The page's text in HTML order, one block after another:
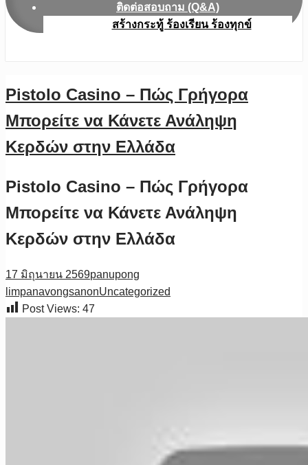
ติดต่อสอบถาม (Q&A)
สร้างกระทู้ ร้องเรียน ร้องทุกข์
Pistolo Casino – Πώς Γρήγορα
Μπορείτε να Κάνετε Ανάληψη
Κερδών στην Ελλάδα
Pistolo Casino – Πώς Γρήγορα
Μπορείτε να Κάνετε Ανάληψη
Κερδών στην Ελλάδα
17 มิถุนายน 2569panupong
limpanavongsanonUncategorized
Post Views: 47